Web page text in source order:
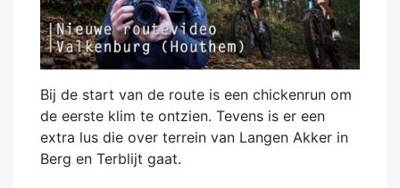
Bij de start van de route is een chickenrun om
de eerste klim te ontzien. Tevens is er een
extra lus die over terrein van Langen Akker in
Berg en Terblijt gaat.